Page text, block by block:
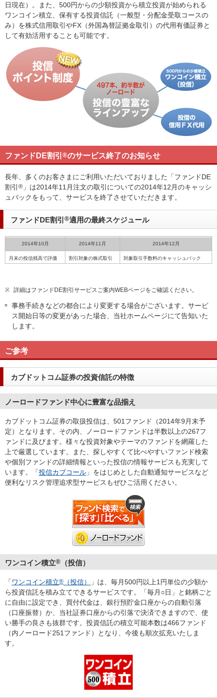
日現在）。また、500円からの少額投資から積立投資が始められる
ワンコイン積立、保有する投資信託（一般型・分配金受取コースの
み）を株式信用取引やFX（外国為替証拠金取引）の代用有価証券と
して有効活用することも可能です。
ファンドDE割引 ®のサービス終了のお知らせ
長年、多くのお客さまにご利用いただいておりました「ファンドDE
割引 ® 」は2014年11月注文の取引についての2014年12月のキャッシ
ュバックをもって、サービスを終了させていただきます。
ファンドDE割引 ®適用の最終スケジュール
2014年10月 2014年11月 2014年12月
月末の投信残高で評価 割引対象の株式取引 対象取引手数料のキャッシュバック
※ 詳細はファンドDE割引サービスご案内WEBページをご確認ください。
事務手続きなどの都合により変更する場合がございます。サービ
ス開始日等の変更があった場合、当社ホームページにて告知いた
します。
ご参考
カブドットコム証券の投資信託の特徴
ノーロードファンド中心に豊富な品揃え
カブドットコム証券の取扱投信は、501ファンド（2014年9月末予
定）となります。その内、ノーロードファンドは半数以上の267フ
ァンドに及びます。様々な投資対象やテーマのファンドを網羅した
上で厳選しています。また、探しやすくて比べやすいファンド検索
や個別ファンドの詳細情報といった投信の情報サービスも充実して
います。「投信カブコール 」をはじめとした自動通知サービスなど
便利なリスク管理追求型サービスもぜひご活用ください。
ワンコイン積立® （投信）
「ワンコイン積立® （投信）
」は、毎月500円以上1円単位の少額か
ら投資信託を積み立てできるサービスです。「毎月○日」と銘柄ごと
に自由に設定でき、買付代金は、銀行預貯金口座からの自動引落
（口座振替）か、当社証券口座からの引落で決済できますので、使
い勝手の良さも抜群です。投資信託の積立可能本数は466ファンド
（内ノーロード251ファンド）となり、今後も順次拡充いたしま
す。